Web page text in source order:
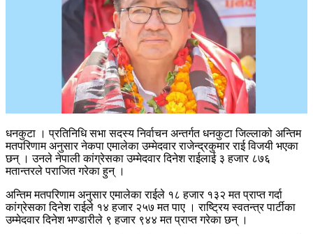
धनकुटा । प्रतिनिधि सभा सदस्य निर्वाचन अन्तर्गत धनकुटा जिल्लाको अन्तिम
मतपरिणाम अनुसार नेकपा एमालेका उम्मेदवार राजेन्द्रकुमार राई विजयी भएका
छन् । उनले नेपाली कांग्रेसका उम्मेदवार दिनेश राईलाई ३ हजार ८७६
मतान्तरले पराजित गरेका हुन् ।
अन्तिम मतपरिणाम अनुसार एमालेका राईले १८ हजार १३२ मत प्राप्त गर्दा
कांग्रेसका दिनेश राईले १४ हजार २५७ मत पाए । राष्ट्रिय स्वतन्त्र पार्टीका
उम्मेदवार दिनेश भण्डारीले ९ हजार ९४४ मत प्राप्त गरेका छन् ।